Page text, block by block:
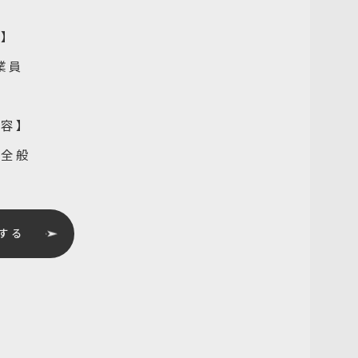
員
】
般
る